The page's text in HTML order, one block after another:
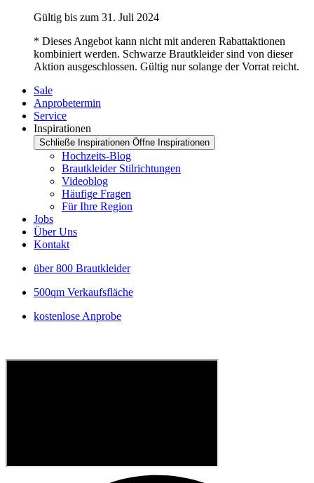
Gültig bis zum 31. Juli 2024
* Dieses Angebot kann nicht mit anderen Rabattaktionen
kombiniert werden. Schwarze Brautkleider sind von dieser
Aktion ausgeschlossen. Gültig nur solange der Vorrat reicht.
Sale
Anprobetermin
Service
Inspirationen
Schließe Inspirationen Öffne Inspirationen
Hochzeits-Blog
Brautkleider Stilrichtungen
Videoblog
Häufige Fragen
Für Ihre Region
Jobs
Über Uns
Kontakt
über 800 Brautkleider
500qm Verkaufsfläche
kostenlose Anprobe